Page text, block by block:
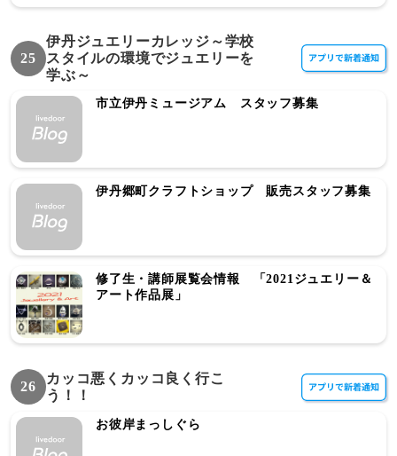
25
伊丹ジュエリーカレッジ～学校
スタイルの環境でジュエリーを
学ぶ～
市立伊丹ミュージアム スタッフ募集
伊丹郷町クラフトショップ 販売スタッフ募集
修了生・講師展覧会情報 「2021ジュエリー＆
アート作品展」
26
カッコ悪くカッコ良く行こ
う！！
お彼岸まっしぐら